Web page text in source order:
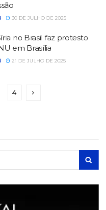
30 DE JULHO DE 2025
no Brasil faz protesto
em Brasília
21 DE JULHO DE 2025
4